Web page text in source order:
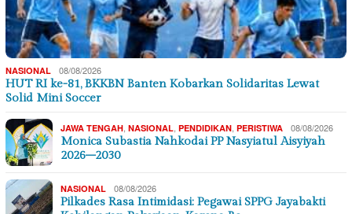
NASIONAL 08/08/2026
HUT RI ke-81, BKKBN Banten Kobarkan Solidaritas Lewat
Solid Mini Soccer
JAWA TENGAH NASIONAL PENDIDIKAN PERISTIWA 08/08/2026
Monica Subastia Nahkodai PP Nasyiatul Aisyiyah
2026–2030
NASIONAL 08/08/2026
Pilkades Rasa Intimidasi: Pegawai SPPG Jayabakti